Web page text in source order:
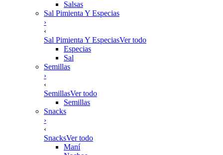
Salsas
Sal Pimienta Y Especias
›
‹
Sal Pimienta Y EspeciasVer todo
Especias
Sal
Semillas
›
‹
SemillasVer todo
Semillas
Snacks
›
‹
SnacksVer todo
Maní